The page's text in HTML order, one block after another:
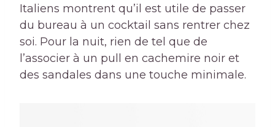
Italiens montrent qu’il est utile de passer
du bureau à un cocktail sans rentrer chez
soi. Pour la nuit, rien de tel que de
l’associer à un pull en cachemire noir et
des sandales dans une touche minimale.